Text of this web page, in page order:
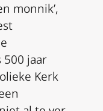
monnik’,
500 jaar
Kerk